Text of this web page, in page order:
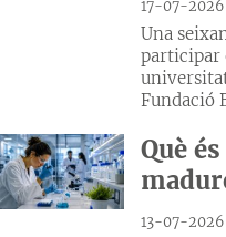
17-07-2026
Una
participar
Fundació
Què
13-07-2026